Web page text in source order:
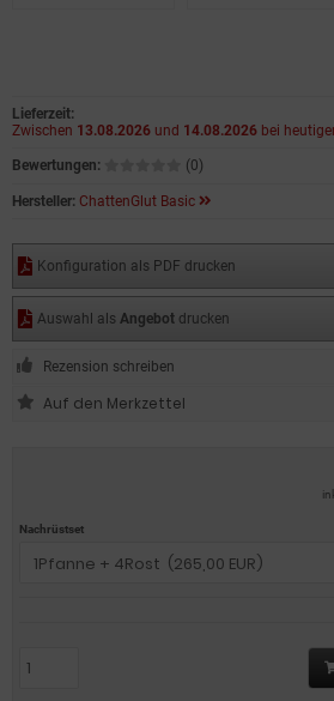
Nachrüstset
Lieferzeit:
Zwischen 13.08.2026 und 14.08.2026 bei
Bewertungen: (0)
Hersteller: ChattenGlut Basic
Konfiguration als PDF drucken
Auswahl als Angebot drucken
Rezension schreiben